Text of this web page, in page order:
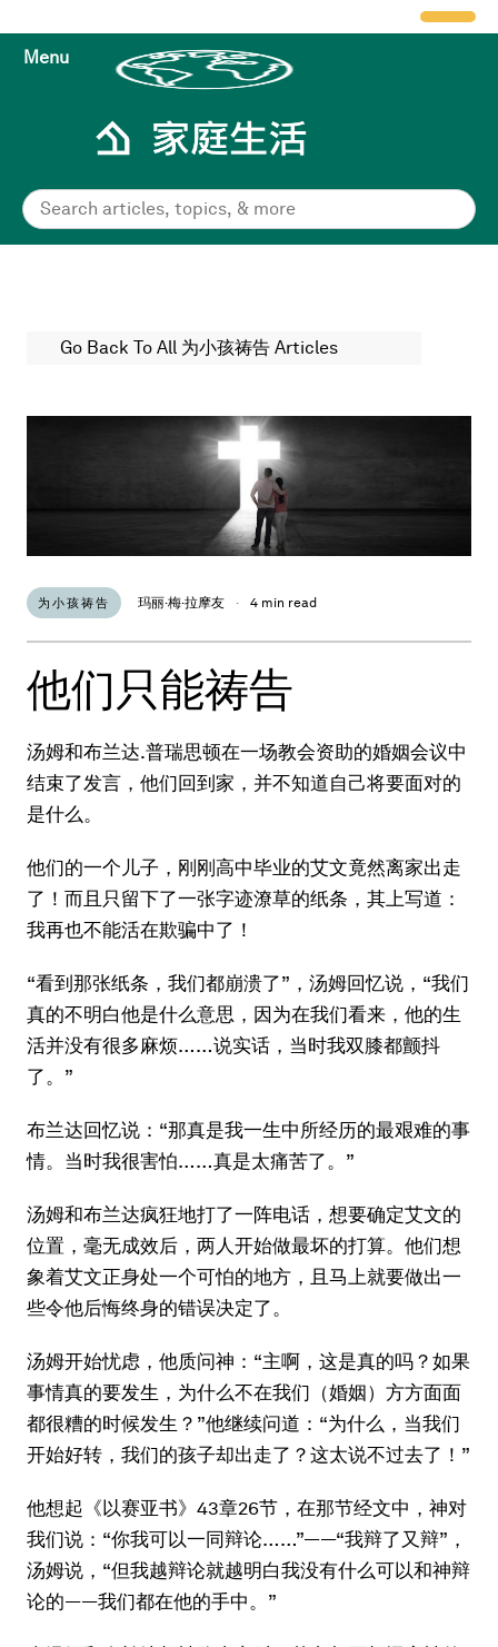
Menu
Go Back To All 为小孩祷告 Articles
为小孩祷告 玛丽·梅·拉摩友 · 4 min read
他们只能祷告
汤姆和布兰达.普瑞思顿在一场教会资助的婚姻会议中
结束了发言，他们回到家，并不知道自己将要面对的
是什么。
他们的一个儿子，刚刚高中毕业的艾文竟然离家出走
了！而且只留下了一张字迹潦草的纸条，其上写道：
我再也不能活在欺骗中了！
“看到那张纸条，我们都崩溃了”，汤姆回忆说，“我们
真的不明白他是什么意思，因为在我们看来，他的生
活并没有很多麻烦……说实话，当时我双膝都颤抖
了。”
布兰达回忆说：“那真是我一生中所经历的最艰难的事
情。当时我很害怕……真是太痛苦了。”
汤姆和布兰达疯狂地打了一阵电话，想要确定艾文的
位置，毫无成效后，两人开始做最坏的打算。他们想
象着艾文正身处一个可怕的地方，且马上就要做出一
些令他后悔终身的错误决定了。
汤姆开始忧虑，他质问神：“主啊，这是真的吗？如果
事情真的要发生，为什么不在我们（婚姻）方方面面
都很糟的时候发生？”他继续问道：“为什么，当我们
开始好转，我们的孩子却出走了？这太说不过去了！”
他想起《以赛亚书》43章26节，在那节经文中，神对
我们说：“你我可以一同辩论……”——“我辩了又辩”，
汤姆说，“但我越辩论就越明白我没有什么可以和神辩
论的——我们都在他的手中。”